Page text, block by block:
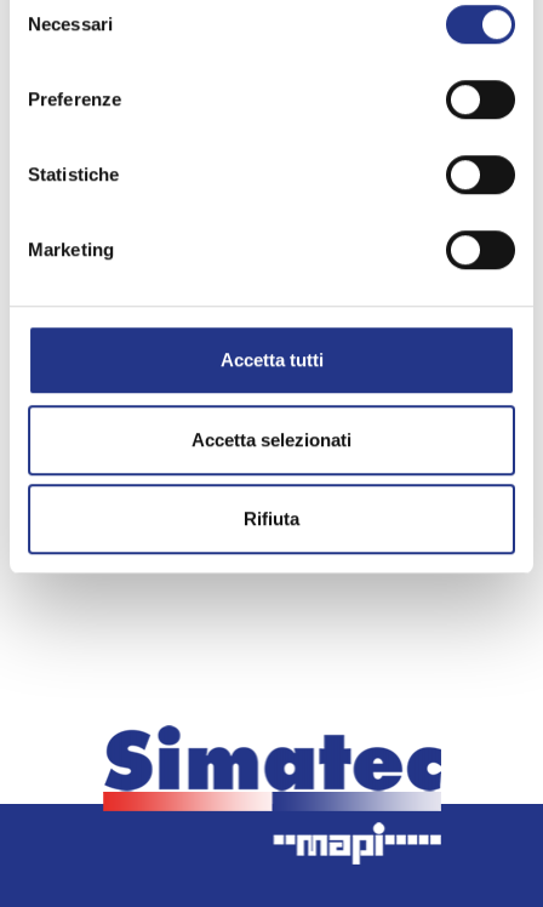
delNecessari
Preferenze
Statistiche
Marketing
Accetta tutti
Accetta selezionati
Rifiuta
< indietroPiastre per crêpe / Piastre per gaufre